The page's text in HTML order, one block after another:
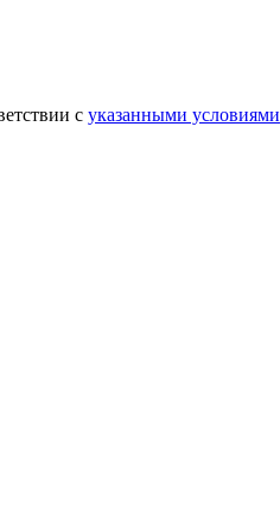
с указанными условиями